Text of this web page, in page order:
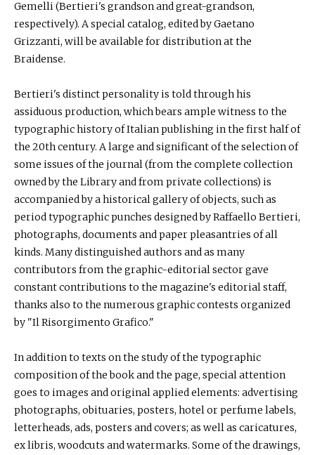
Gemelli (Bertieri's grandson and great-grandson,
respectively). A special catalog, edited by Gaetano
Grizzanti, will be available for distribution at the
Braidense.
Bertieri's distinct personality is told through his
assiduous production, which bears ample witness to the
typographic history of Italian publishing in the first half of
the 20th century. A large and significant of the selection of
some issues of the journal (from the complete collection
owned by the Library and from private collections) is
accompanied by a historical gallery of objects, such as
period typographic punches designed by Raffaello Bertieri,
photographs, documents and paper pleasantries of all
kinds. Many distinguished authors and as many
contributors from the graphic-editorial sector gave
constant contributions to the magazine's editorial staff,
thanks also to the numerous graphic contests organized
by "Il Risorgimento Grafico."
In addition to texts on the study of the typographic
composition of the book and the page, special attention
goes to images and original applied elements: advertising
photographs, obituaries, posters, hotel or perfume labels,
letterheads, ads, posters and covers; as well as caricatures,
ex libris, woodcuts and watermarks. Some of the drawings,